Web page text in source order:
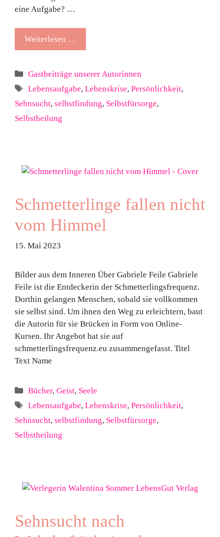
eine Aufgabe? …
Weiterlesen …
Kategorien
Gastbeiträge unserer Autorinnen
Schlagwörter
Lebensaufgabe,Lebenskrise,Persönlichkeit,
Sehnsucht, selbstfindung, Selbstfürsorge,
Selbstheilung
Schmetterlinge fallen nicht
vom Himmel
15. Mai 2023
Bilder aus dem Inneren Über Gabriele Feile Gabriele
Feile ist die Entdeckerin der Schmetterlingsfrequenz.
Dorthin gelangen Menschen, sobald sie vollkommen
sie selbst sind. Um ihnen den Weg zu erleichtern, baut
die Autorin für sie Brücken in Form von Online-
Kursen. Ihr Angebot hat sie auf
schmetterlingsfrequenz.eu zusammengefasst. Titel
Text Name
Kategorien
Bücher,Geist, Seele
Schlagwörter
Lebensaufgabe,Lebenskrise,Persönlichkeit,
Sehnsucht, selbstfindung, Selbstfürsorge,
Selbstheilung
Sehnsucht nach